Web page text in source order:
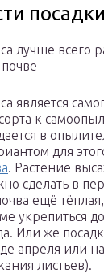
посадки
лучше всего
является
к
в
для
. Растение
сделать в
ещё
укрепиться
Или же
апреля или
листьев).